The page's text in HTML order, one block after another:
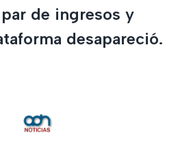
de ingresos y
desapareció.